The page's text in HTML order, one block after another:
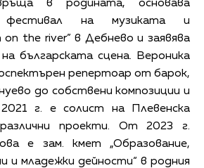
в родината, основава
фестивал на музиката и
on the river” в Дебнево и заявява
българската сцена. Вероника
репертоар от барок,
до собствени композиции и
г. е солист на Плевенска
проекти. От 2023 г.
е зам. кмет „Образование,
и младежки дейности“ в родния